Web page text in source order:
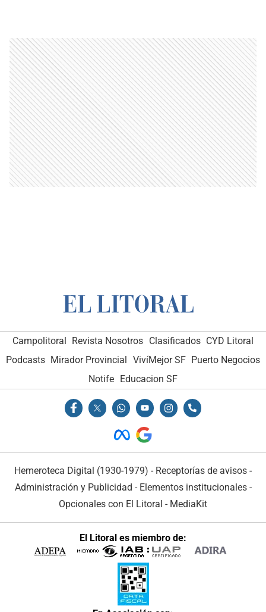
Campolitoral Revista Nosotros Clasificados CYD Litoral
Podcasts Mirador Provincial VivíMejor SF Puerto Negocios
Notife Educacion SF
Hemeroteca Digital (1930-1979) - Receptorías de avisos -
Administración y Publicidad - Elementos institucionales-
Opcionales con El Litoral - MediaKit
El Litoral es miembro de: